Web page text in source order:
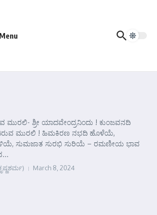
Menu
ಮುರಲಿ- ಶ್ರೀ ಯಾದವೇಂದ್ರನಿಂದು ! ಕುಂಜವನದಿ
ಮುರಲಿ ! ಹಿಮಕಿರಣ ನಭದಿ ಹೊಳೆಯೆ,
ಸುಮಜಾತ ಸುರಭಿ ಸುರಿಯೆ – ರಮಣೀಯ ಭಾವ
March 8, 2024